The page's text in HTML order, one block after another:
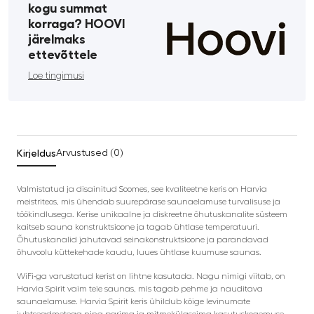
kogu summat
korraga? HOOVI
järelmaks
ettevõttele
Loe tingimusi
KirjeldusArvustused (0)
Valmistatud ja disainitud Soomes, see kvaliteetne keris on Harvia
meistriteos, mis ühendab suurepärase saunaelamuse turvalisuse ja
töökindlusega. Kerise unikaalne ja diskreetne õhutuskanalite süsteem
kaitseb sauna konstruktsioone ja tagab ühtlase temperatuuri.
Õhutuskanalid jahutavad seinakonstruktsioone ja parandavad
õhuvoolu küttekehade kaudu, luues ühtlase kuumuse saunas.
WiFi-ga varustatud kerist on lihtne kasutada. Nagu nimigi viitab, on
Harvia Spirit vaim teie saunas, mis tagab pehme ja nauditava
saunaelamuse. Harvia Spirit keris ühildub kõige levinumate